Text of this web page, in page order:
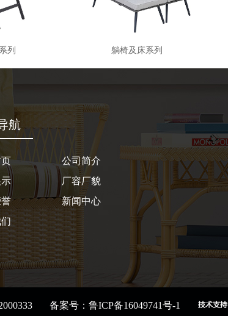
列 躺椅及床系列
航
公司简介
厂容厂貌
新闻中心
备案号： 鲁ICP备16049741号-1